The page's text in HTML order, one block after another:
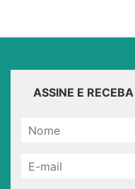
ASSINE E